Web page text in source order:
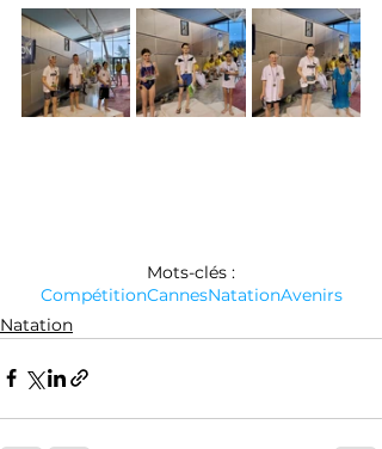
Mots-clés :
CompétitionCannesNatationAvenirs
Natation